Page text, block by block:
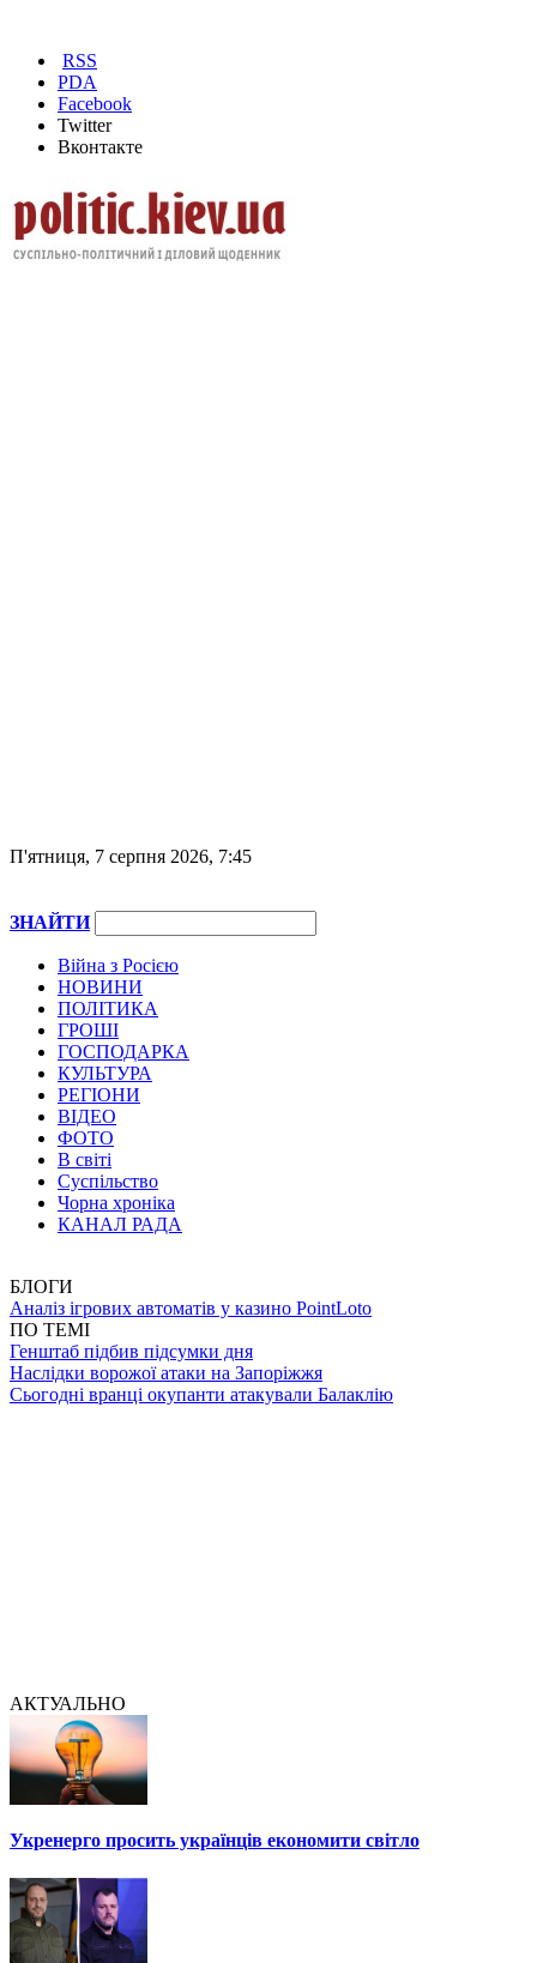
RSS
PDA
Facebook
Twitter
Вконтакте
П'ятниця, 7 серпня 2026, 7:45
ЗНАЙТИ
Війна з Росією
НОВИНИ
ПОЛІТИКА
ГРОШІ
ГОСПОДАРКА
КУЛЬТУРА
РЕГІОНИ
ВІДЕО
ФОТО
В світі
Суспільство
Чорна хроніка
КАНАЛ РАДА
БЛОГИ
Аналіз ігрових автоматів у казино PointLoto
ПО ТЕМІ
Генштаб підбив підсумки дня
Наслідки ворожої атаки на Запоріжжя
Сьогодні вранці окупанти атакували Балаклію
АКТУАЛЬНО
Укренерго просить українців економити світло